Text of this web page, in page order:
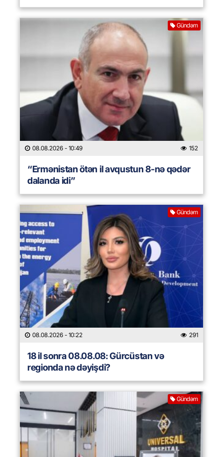
Gündəm
08.08.2026 - 10:49 152
“Ermənistan ötən il avqustun 8-nə qədər
dalanda idi”
Gündəm
08.08.2026 - 10:22 291
18 il sonra 08.08.08: Gürcüstan və
regionda nə dəyişdi?
Gündəm